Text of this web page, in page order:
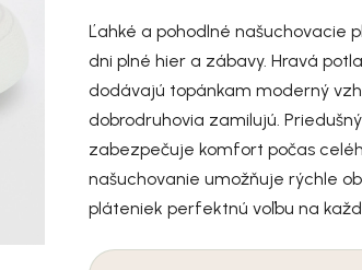
Ľahké a pohodlné našuchovacie
dni plné hier a zábavy. Hravá
dodávajú topánkam moderný
dobrodruhovia zamilujú.
zabezpečuje komfort počas
našuchovanie umožňuje rýchle
pláteniek perfektnú voľbu na